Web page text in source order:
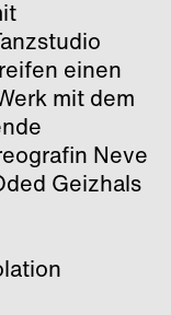
einen
mit dem
Neve
Geizhals